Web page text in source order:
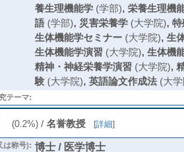
養生理機能学(学部), 栄養生理機
語(学部), 災害栄養学(大学院), 特
生体機能学セミナー(大学院), 生
生体機能学演習(大学院), 生体機
精神・神経栄養学演習(大学院),
験(大学院), 英語論文作成法(大学
テーマ:
(0.2%)/ 名誉教授 [詳細]
は称号): 博士 / 医学博士